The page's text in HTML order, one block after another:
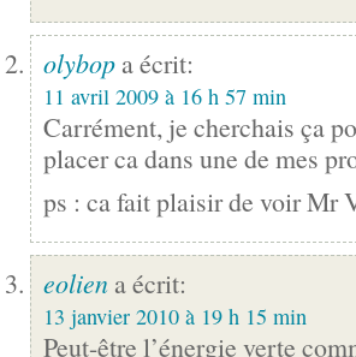
olybop a écrit:
11 avril 2009 à 16 h 57 min
Carrément, je cherchais ça
placer ca dans une de mes
ps : ca fait plaisir de voir Mr
eolien a écrit:
13 janvier 2010 à 19 h 15 min
Peut-être l’énergie verte